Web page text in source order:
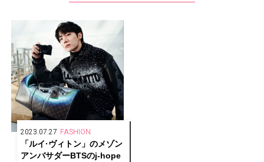
2023.07.27 FASHION
「ルイ·ヴィトン」のメゾン
アンバサダーBTSのj-hope